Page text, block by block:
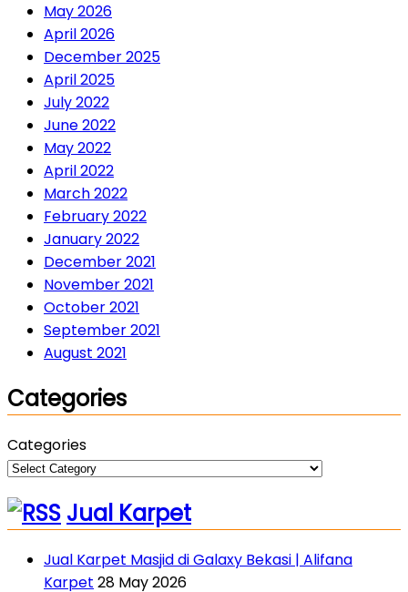
May 2026
April 2026
December 2025
April 2025
July 2022
June 2022
May 2022
April 2022
March 2022
February 2022
January 2022
December 2021
November 2021
October 2021
September 2021
August 2021
Categories
Categories
Jual Karpet
Jual Karpet Masjid di Galaxy Bekasi | Alifana
Karpet 28 May 2026